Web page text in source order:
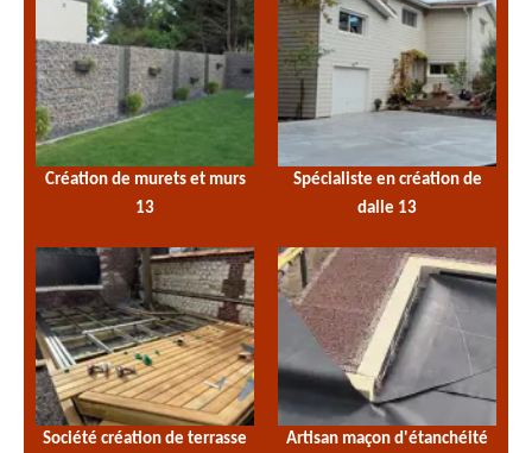
Création de murets et murs
13
Spécialiste en création de
dalle 13
Société création de terrasse
Artisan maçon d'étanchéité